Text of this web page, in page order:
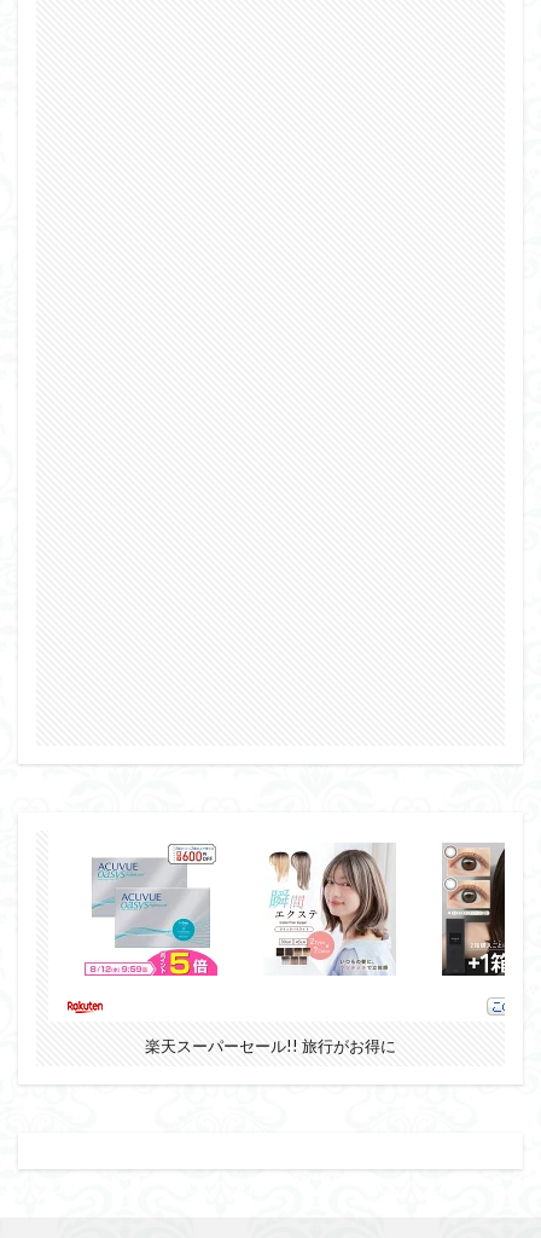
楽天スーパーセール!! 旅行がお得に